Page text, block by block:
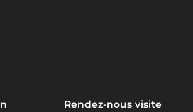
Rendez-nous visite